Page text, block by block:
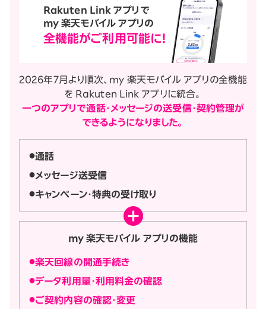
Rakuten Link アプリで
my 楽天モバイル アプリの
全機能がご利用可能に！
2026年7月より順次、my 楽天モバイル アプリの全機能
を Rakuten Link アプリに統合。
一つのアプリで通話・メッセージの送受信・契約管理が
できるようになりました。
通話
メッセージ送受信
キャンペーン・特典の受け取り
my 楽天モバイル アプリの機能
楽天回線の開通手続き
データ利用量・利用料金の確認
ご契約内容の確認・変更